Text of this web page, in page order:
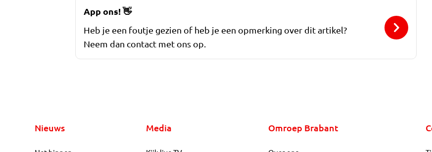
App ons!👋
Heb je een foutje gezien of heb je een opmerking over dit artikel?
Neem dan contact met ons op.
Nieuws Media Omroep Brabant